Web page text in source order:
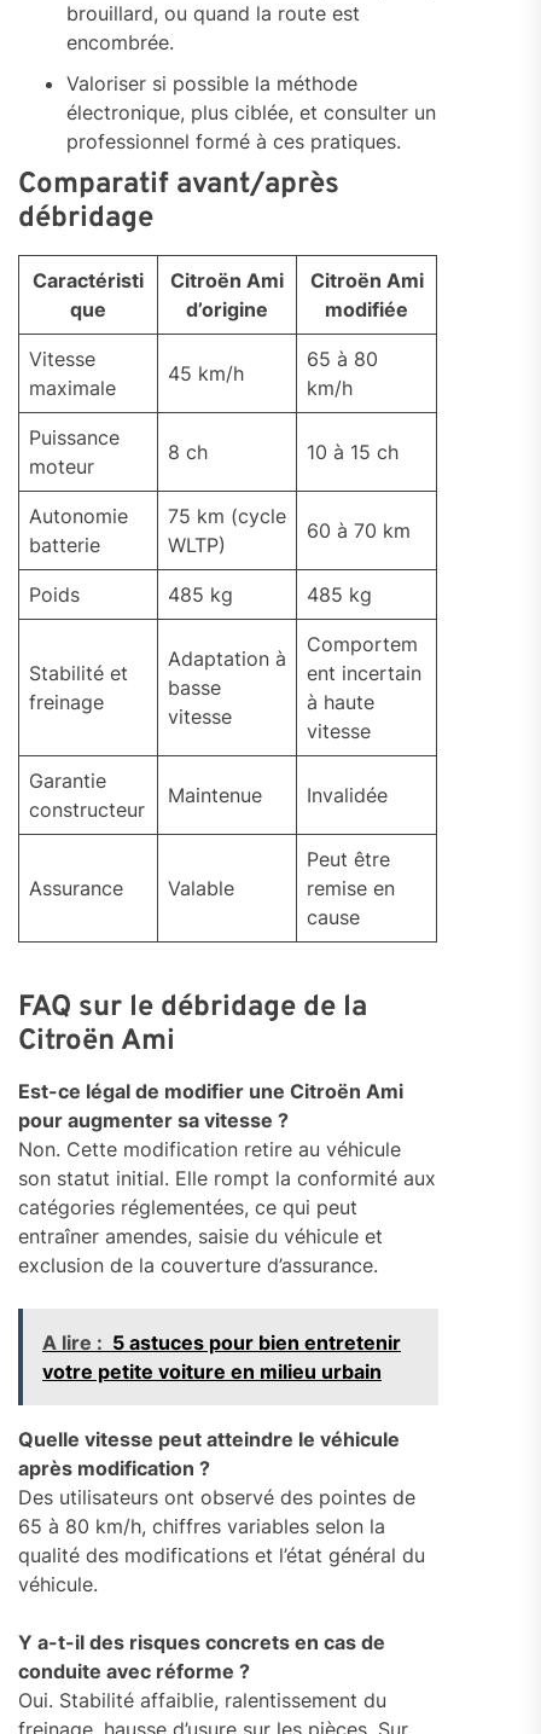
brouillard, ou quand la route est
encombrée.
Valoriser si possible la méthode
électronique, plus ciblée, et consulter un
professionnel formé à ces pratiques.
Comparatif avant/après
débridage
Caractéristi
que
Citroën Ami
d’origine
Citroën Ami
modifiée
Vitesse
maximale
45 km/h
65 à 80
km/h
Puissance
moteur
8 ch 10 à 15 ch
Autonomie
batterie
75 km (cycle
WLTP)
60 à 70 km
Poids 485 kg 485 kg
Stabilité et
freinage
Adaptation à
basse
vitesse
Comportem
ent incertain
à haute
vitesse
Garantie
constructeur
Maintenue Invalidée
Assurance Valable
Peut être
remise en
cause
FAQ sur le débridage de la
Citroën Ami
Est-ce légal de modifier une Citroën Ami
pour augmenter sa vitesse ?
Non. Cette modification retire au véhicule
son statut initial. Elle rompt la conformité aux
catégories réglementées, ce qui peut
entraîner amendes, saisie du véhicule et
exclusion de la couverture d’assurance.
A lire : 5 astuces pour bien entretenir
votre petite voiture en milieu urbain
Quelle vitesse peut atteindre le véhicule
après modification ?
Des utilisateurs ont observé des pointes de
65 à 80 km/h, chiffres variables selon la
qualité des modifications et l’état général du
véhicule.
Y a-t-il des risques concrets en cas de
conduite avec réforme ?
Oui. Stabilité affaiblie, ralentissement du